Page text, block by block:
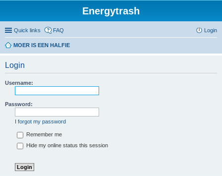
Energytrash
Quick links FAQ Login
MOER IS EEN HALFIE
Login
Username:
Password:
I forgot my password
Remember me
Hide my online status this session